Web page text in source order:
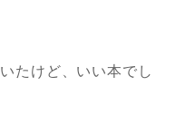
たけど、いい本でし